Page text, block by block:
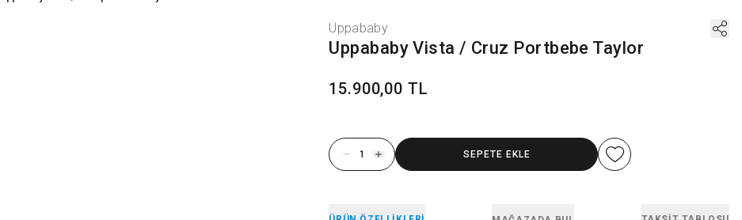
Uppababy
Uppababy Vista / Cruz Portbebe Taylor
15.900,00 TL
SEPETE EKLE